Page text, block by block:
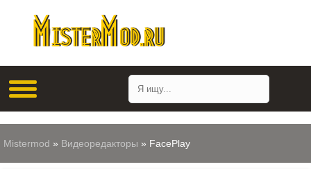
Mistermod » Видеоредакторы » FacePlay